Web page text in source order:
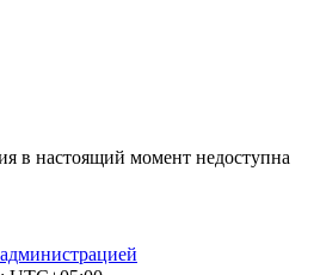
в настоящий момент недоступна